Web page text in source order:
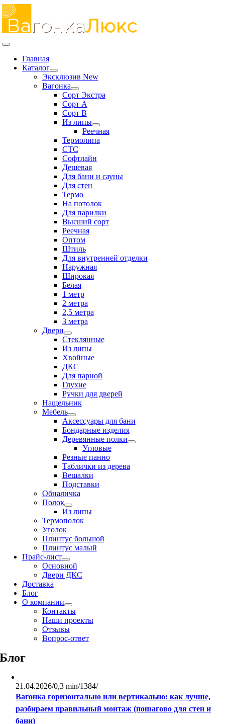
Skip
to
content
Toggle
NavigationГлавная
Каталог
Эксклюзив New
Вагонка
Сорт Экстра
Сорт А
Сорт В
Из липы
Реечная
Термолипа
СТС
Софтлайн
Дешевая
Для бани и сауны
Для стен
Термо
На потолок
Для парилки
Высший сорт
Реечная
Оптом
Штиль
Для внутренней отделки
Наружная
Широкая
Белая
1 метр
2 метра
2,5 метра
3 метра
Двери
Стеклянные
Из липы
Хвойные
ДКС
Для парной
Глухие
Ручки для дверей
Нащельник
Мебель
Аксессуары для бани
Бондарные изделия
Деревянные полки
Угловые
Резные панно
Таблички из дерева
Вешалки
Подставки
Обналичка
Полок
Из липы
Термополок
Уголок
Плинтус большой
Плинтус малый
Прайс-лист
Основной
Двери ДКС
Доставка
Блог
О компании
Контакты
Наши проекты
Отзывы
Вопрос-ответ
Блог
21.04.2026/0,3 min/1384/
Вагонка горизонтально или вертикально: как лучше,
разбираем правильный монтаж (пошагово для стен и
бани)